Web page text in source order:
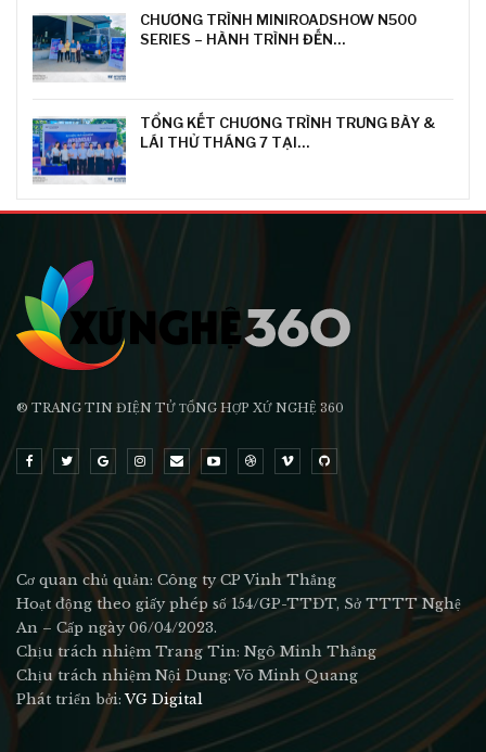
CHƯƠNG TRÌNH MINIROADSHOW N500
SERIES – HÀNH TRÌNH ĐẾN…
TỔNG KẾT CHƯƠNG TRÌNH TRƯNG BÀY &
LÁI THỬ THÁNG 7 TẠI…
® TRANG TIN ĐIỆN TỬ ТỔNG HỢP XỨ NGHỆ 360
Cơ quan chủ quản: Công ty CP Vinh Thắng
Hoạt động theo giấy phép số 154/GP-TTĐT, Sở TTTT Nghệ
An – Cấp ngày 06/04/2023.
Chịu trách nhiệm Trang Tin: Ngô Minh Thắng
Chịu trách nhiệm Nội Dung: Võ Minh Quang
Phát triển bởi:VG Digital